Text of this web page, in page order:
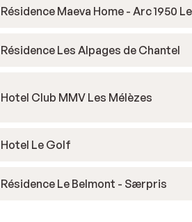
Résidence Maeva Home - Arc 1950
Résidence Les Alpages de Chantel
Hotel Club MMV Les Mélèzes
Hotel Le Golf
Résidence Le Belmont - Særpris